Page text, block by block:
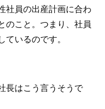
社員の出産計画に合わ
のこと。つまり、社員
ているのです。
長はこう言うそうで